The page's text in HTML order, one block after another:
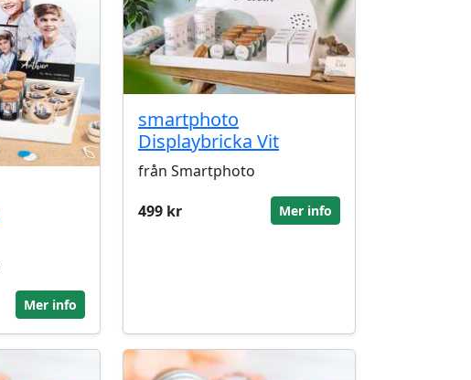
Mer info
smartphoto
Displaybricka Vit
från Smartphoto
499 kr
Mer info